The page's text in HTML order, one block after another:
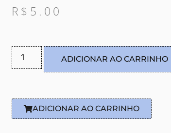
R$ 5.00
ADICIONAR AO CARRINHO
ADICIONAR AO CARRINHO